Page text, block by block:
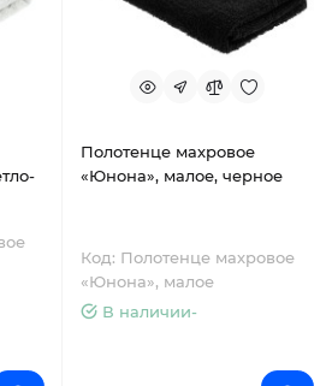
Полотенце махровое
«Юнона», малое, черное
Код: Полотенце махровое
«Юнона», малое
В наличии-